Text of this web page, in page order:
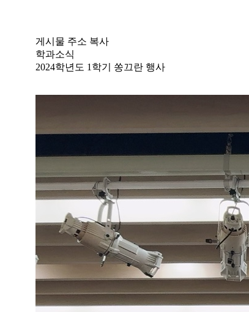
게시물 주소 복사
학과소식
2024학년도 1학기 쏭끄란 행사